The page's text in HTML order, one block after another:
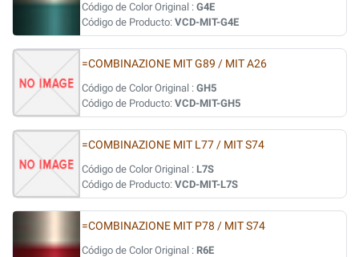
Código de Color Original : G4E
Código de Producto: VCD-MIT-G4E
=COMBINAZIONE MIT G89 / MIT A26
Código de Color Original : GH5
Código de Producto: VCD-MIT-GH5
=COMBINAZIONE MIT L77 / MIT S74
Código de Color Original : L7S
Código de Producto: VCD-MIT-L7S
=COMBINAZIONE MIT P78 / MIT S74
Código de Color Original : R6E